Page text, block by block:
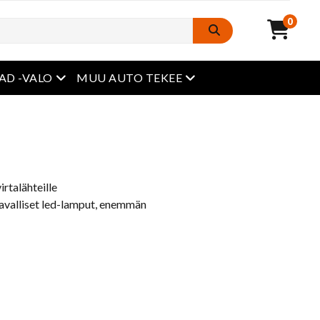
0
-VALO avaa valikko
MUU AUTO TEKEE avaa valikko
led-lamput, enemmän